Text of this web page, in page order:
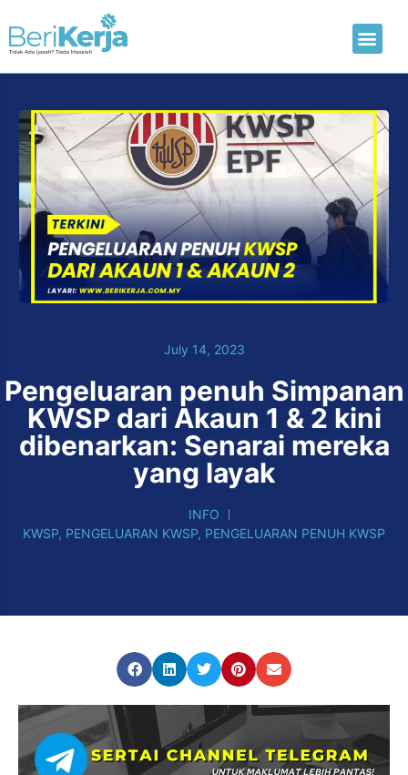
July 14, 2023
Pengeluaran penuh Simpanan
KWSP dari Akaun 1 & 2 kini
dibenarkan: Senarai mereka
yang layak
INFO
KWSP, PENGELUARAN KWSP, PENGELUARAN PENUH KWSP